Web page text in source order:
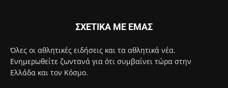
ΣΧΕΤΙΚΑ ΜΕ ΕΜΑΣ
Όλες οι αθλητικές ειδήσεις και τα αθλητικά νέα.
Ενημερωθείτε ζωντανά για ότι συμβαίνει τώρα στην
Ελλάδα και τον Κόσμο.